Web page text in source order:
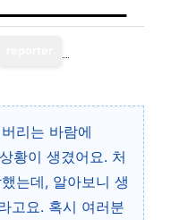
리는 바람에
황이 생겼어요. 처
는데, 알아보니 생
고요. 혹시 여러분